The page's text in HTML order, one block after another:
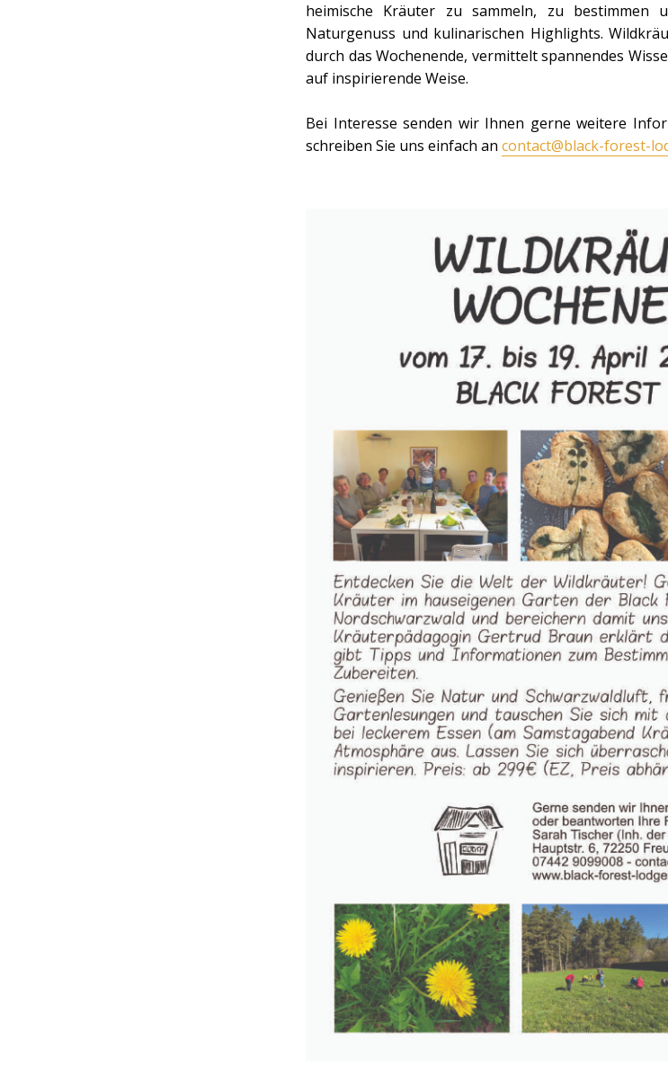
heimische Kräuter zu sammeln, zu bestimmen
Naturgenuss und kulinarischen Highlights.
durch das Wochenende, vermittelt spannendes
auf inspirierende Weise.
Bei Interesse senden wir Ihnen gerne weitere
schreiben Sie uns einfach an contact@black-forest-